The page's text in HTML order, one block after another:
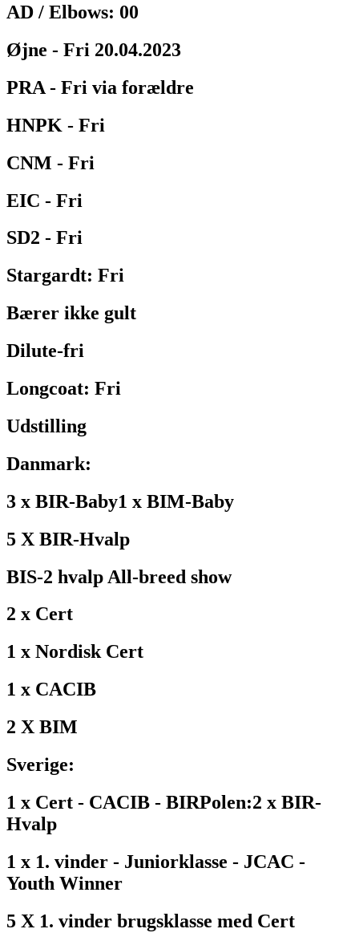
AD / Elbows: 00
Øjne - Fri 20.04.2023
PRA - Fri via forældre
HNPK - Fri
CNM - Fri
EIC - Fri
SD2 - Fri
Stargardt: Fri
Bærer ikke gult
Dilute-fri
Longcoat: Fri
Udstilling
Danmark:
3 x BIR-Baby1 x BIM-Baby
5 X BIR-Hvalp
BIS-2 hvalp All-breed show
2 x Cert
1 x Nordisk Cert
1 x CACIB
2 X BIM
Sverige:
1 x Cert - CACIB - BIRPolen:2 x BIR-
Hvalp
1 x 1. vinder - Juniorklasse - JCAC -
Youth Winner
5 X 1. vinder brugsklasse med Cert